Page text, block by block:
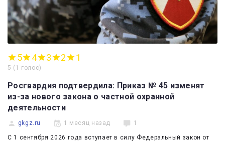
5 4 3 2 1
5 ( 1 голос)
Росгвардия подтвердила: Приказ № 45 изменят
из-за нового закона о частной охранной
деятельности
gkgz.ru 1 месяц назад 1
С 1 сентября 2026 года вступает в силу Федеральный закон от